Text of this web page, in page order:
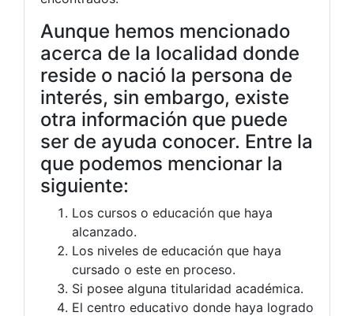
Aunque hemos mencionado
acerca de la localidad donde
reside o nació la persona de
interés, sin embargo, existe
otra información que puede
ser de ayuda conocer. Entre la
que podemos mencionar la
siguiente:
Los cursos o educación que haya
alcanzado.
Los niveles de educación que haya
cursado o este en proceso.
Si posee alguna titularidad académica.
El centro educativo donde haya logrado